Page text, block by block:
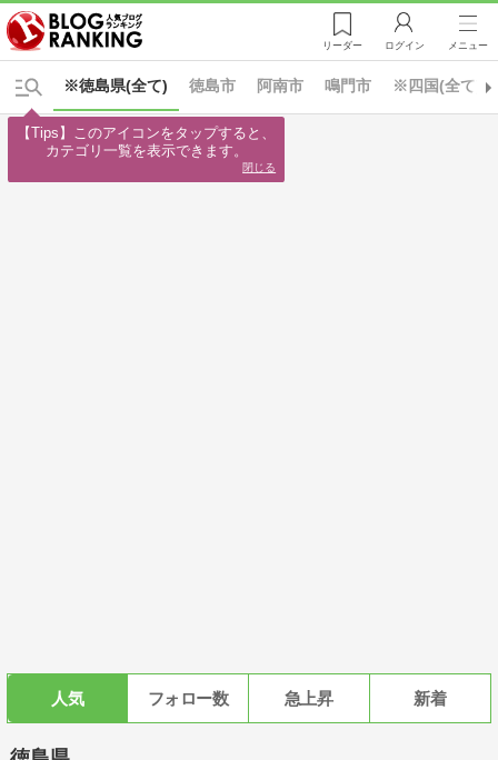
リーダー ログイン メニュー
※徳島県(全て) ※四国(全て)
徳島市 阿南市 鳴門市
人気 フォロー数 急上昇 新着
【Tips】このアイコンをタップすると、
カテゴリ一覧を表示できます。
閉じる